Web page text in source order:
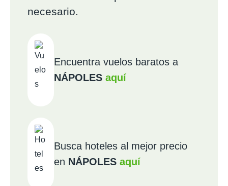
necesario.
Encuentra vuelos baratos a
NÁPOLES aquí
Busca hoteles al mejor precio
en NÁPOLES aquí